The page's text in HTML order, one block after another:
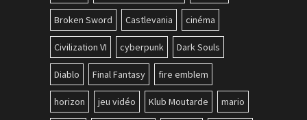
Broken Sword Castlevania cinéma
Civilization VI cyberpunk Dark Souls
Diablo Final Fantasy fire emblem
horizon jeu vidéo Klub Moutarde mario